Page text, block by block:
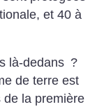
et 40 à
là-dedans ?
de terre est
de la première